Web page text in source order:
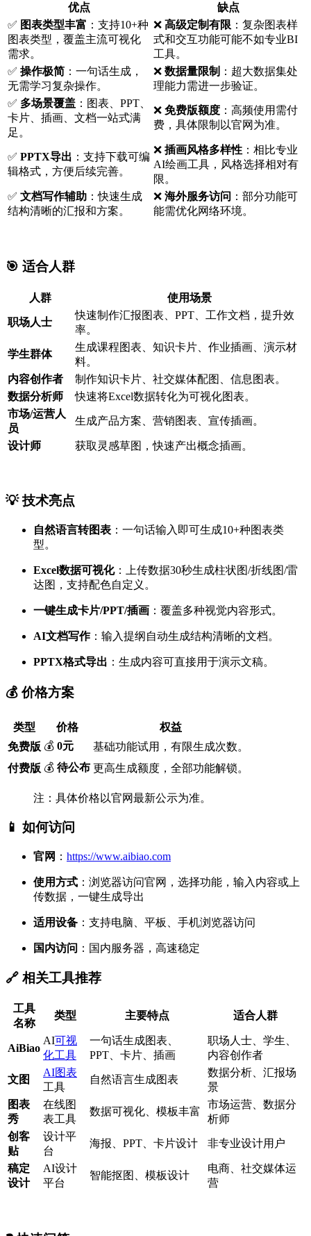
优点
缺点
✅ 图表类型丰富 ：支持10+种
图表类型，覆盖主流可视化
需求。
❌ 高级定制有限 ：复杂图表样
式和交互功能可能不如专业BI
工具。
✅ 操作极简 ：一句话生成，
无需学习复杂操作。
❌ 数据量限制 ：超大数据集处
理能力需进一步验证。
✅ 多场景覆盖 ：图表、PPT、
卡片、插画、文档一站式满
足。
❌ 免费版额度 ：高频使用需付
费，具体限制以官网为准。
✅ PPTX导出 ：支持下载可编
辑格式，方便后续完善。
❌ 插画风格多样性 ：相比专业
AI绘画工具，风格选择相对有
限。
✅ 文档写作辅助 ：快速生成
结构清晰的汇报和方案。
❌ 海外服务访问 ：部分功能可
能需优化网络环境。
🎯 适合人群
人群 使用场景
职场人士
快速制作汇报图表、PPT、工作文档，提升效
率。
学生群体
生成课程图表、知识卡片、作业插画、演示材
料。
内容创作者
制作知识卡片、社交媒体配图、信息图表。
数据分析师
快速将Excel数据转化为可视化图表。
市场/运营人
员
生成产品方案、营销图表、宣传插画。
设计师 获取灵感草图，快速产出概念插画。
💡 技术亮点
自然语言转图表 ：一句话输入即可生成10+种图表类
型。
Excel数据可视化：上传数据30秒生成柱状图/折线图/雷
达图，支持配色自定义。
一键生成卡片/PPT/插画 ：覆盖多种视觉内容形式。
AI文档写作：输入提纲自动生成结构清晰的文档。
PPTX格式导出 ：生成内容可直接用于演示文稿。
💰 价格方案
类型 价格
权益
免费版 💰 0元
基础功能试用，有限生成次数。
付费版 💰 待公布 更高生成额度，全部功能解锁。
注：具体价格以官网最新公示为准。
📱 如何访问
官网 ： https://www.aibiao.com
使用方式 ：浏览器访问官网，选择功能，输入内容或上
传数据，一键生成导出
适用设备 ：支持电脑、平板、手机浏览器访问
国内访问 ：国内服务器，高速稳定
🔗 相关工具推荐
工具
名称
类型 主要特点 适合人群
AiBiao
AI可视
化工具
一句话生成图表、
PPT、卡片、插画
职场人士、学生、
内容创作者
文图
AI图表
工具
自然语言生成图表
数据分析、汇报场
景
图表
秀
在线图
表工具
数据可视化、模板丰富
市场运营、数据分
析师
创客
贴
设计平
台
海报、PPT、卡片设计 非专业设计用户
稿定
设计
AI设计
平台
智能抠图、模板设计
电商、社交媒体运
营